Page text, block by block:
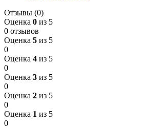
Отзывы (0)
Оценка 0 из 5
0 отзывов
Оценка 5 из 5
0
Оценка 4 из 5
0
Оценка 3 из 5
0
Оценка 2 из 5
0
Оценка 1 из 5
0